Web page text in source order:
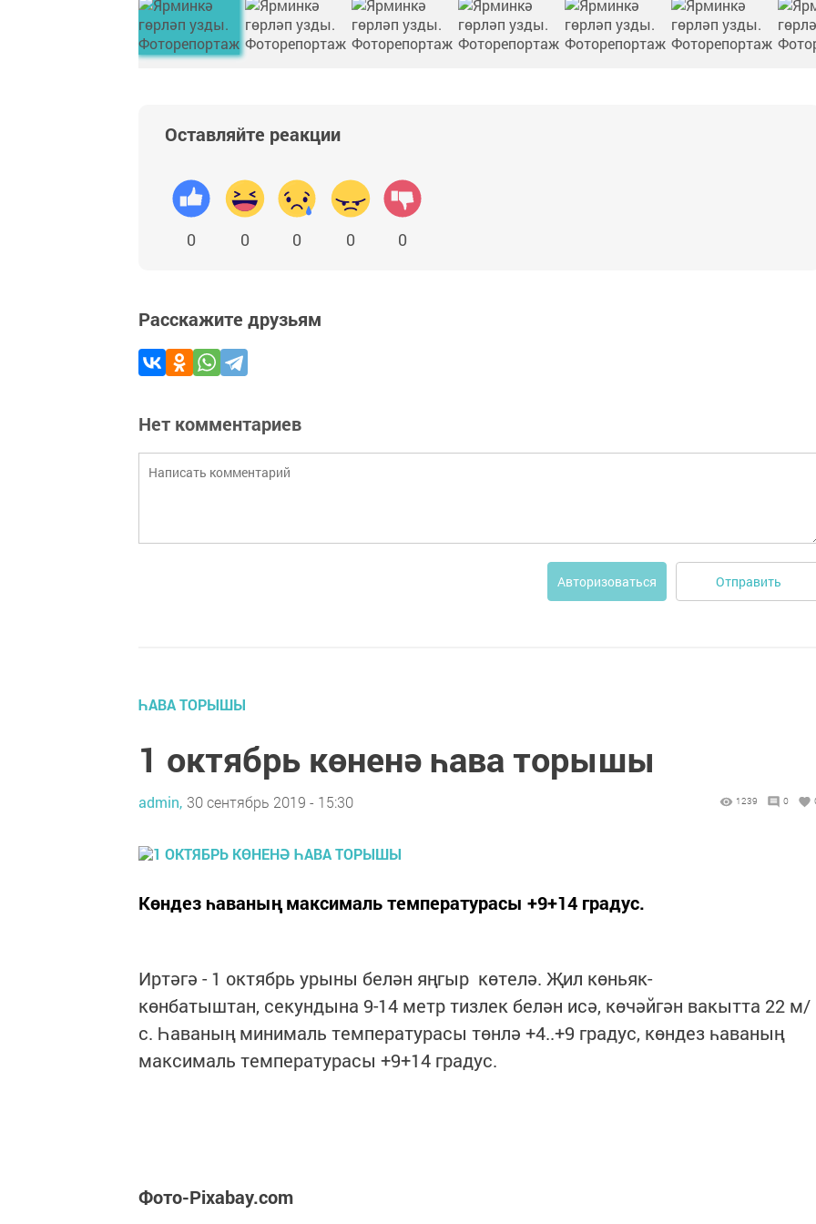
Оставляйте реакции
0 0 0 0 0
Расскажите друзьям
Нет комментариев
Авторизоваться Отправить
ҺАВА ТОРЫШЫ
1 октябрь көненә һава торышы
admin, 30 сентябрь 2019 - 15:30 1239 0
Көндез һаваның максималь температурасы +9+14 градус.
Иртәгә - 1 октябрь урыны белән яңгыр көтелә. Җил көньяк-
көнбатыштан, секундына 9-14 метр тизлек белән исә, көчәйгән вакытта 22 м/
с. Һаваның минималь температурасы төнлә +4..+9 градус, көндез һаваның
максималь температурасы +9+14 градус.
Фото-Pixabay.com